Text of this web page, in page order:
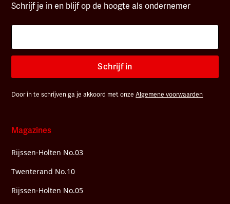
Schrijf je in en blijf op de hoogte als ondernemer
Schrijf in
Door in te schrijven ga je akkoord met onzeAlgemene voorwaarden
Magazines
Rijssen-Holten No.03
Twenterand No.10
Rijssen-Holten No.05